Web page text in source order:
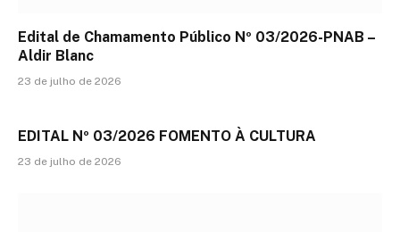
Edital de Chamamento Público Nº 03/2026-PNAB –
Aldir Blanc
23 de julho de 2026
EDITAL Nº 03/2026 FOMENTO À CULTURA
23 de julho de 2026